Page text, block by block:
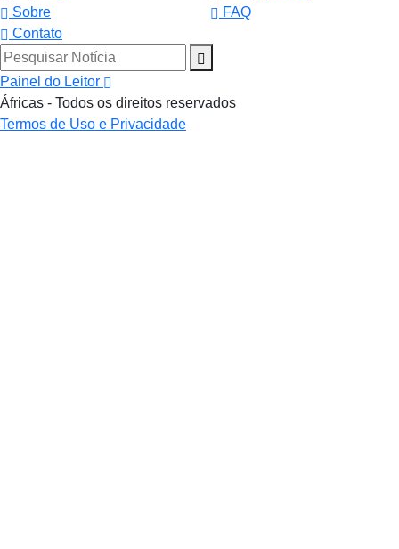
Sobre
FAQ
Contato
Pesquisar Notícia
Painel do Leitor
Áfricas - Todos os direitos reservados
Termos de Uso e Privacidade